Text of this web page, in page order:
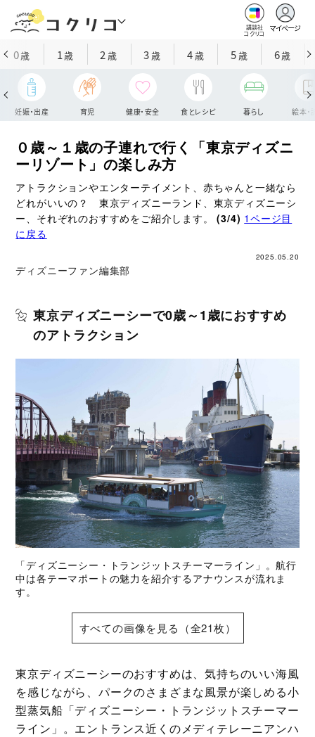
講談社
コクリコ
マイページ
0歳 1歳 2 歳 3歳 4歳 5歳 6歳
妊娠・出産 育児 健康・安全 食とレシピ 暮らし 絵本・
０歳～１歳の子連れで行く「東京ディズニ
ーリゾート」の楽しみ方
アトラクションやエンターテイメント、赤ちゃんと一緒なら
どれがいいの？ 東京ディズニーランド、東京ディズニーシ
ー、それぞれのおすすめをご紹介します。(3/4) 1ページ目
に戻る
2025.05.20
ディズニーファン編集部
東京ディズニーシーで0歳～1歳におすすめ
のアトラクション
「ディズニーシー・トランジットスチーマーライン」。航行
中は各テーマポートの魅力を紹介するアナウンスが流れま
す。
すべての画像を見る（全21枚）
東京ディズニーシーのおすすめは、気持ちのいい海風
を感じながら、パークのさまざまな風景が楽しめる小
型蒸気船「ディズニーシー・トランジットスチーマー
ライン」。エントランス近くのメディテレーニアンハ